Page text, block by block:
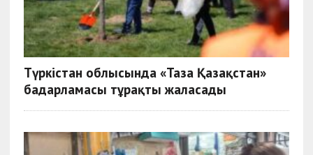
Түркістан облысында «Таза Қазақстан»
бағдарламасы тұрақты жалғасады